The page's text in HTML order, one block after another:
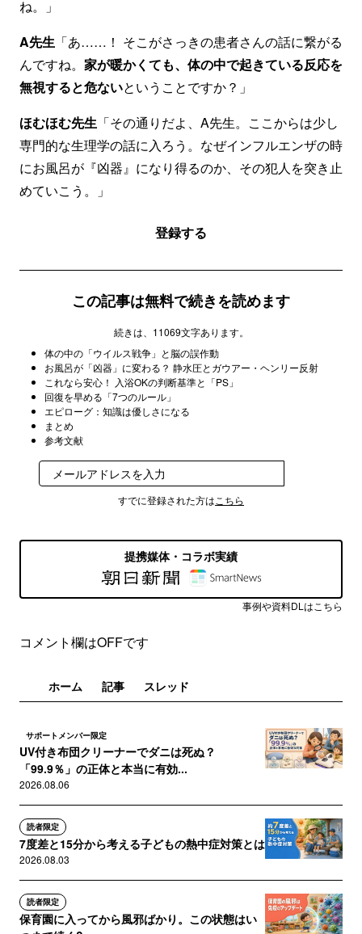
ね。」
A先生 「あ……！ そこがさっきの患者さんの話に繋がる
んですね。 家が暖かくても、体の中で起きている反応を
無視すると危ないということですか？」
ほむほむ先生 「その通りだよ、A先生。ここからは少し
専門的な生理学の話に入ろう。なぜインフルエンザの時
にお風呂が『凶器』になり得るのか、その犯人を突き止
めていこう。」
登録する
この記事は無料で続きを読めます
続きは、11069文字あります。
体の中の「ウイルス戦争」と脳の誤作動
お風呂が「凶器」に変わる？ 静水圧とガウアー・ヘンリー反射
これなら安心！ 入浴OKの判断基準と「PS」
回復を早める「7つのルール」
エピローグ：知識は優しさになる
まとめ
参考文献
すでに登録された方は こちら
提携媒体・コラボ実績
事例や資料DLはこちら
コメント欄はOFFです
ホーム 記事 スレッド
サポートメンバー限定
UV付き布団クリーナーでダニは死ぬ？
「99.9％」の正体と本当に有効...
2026.08.06
読者限定
7度差と15分から考える子どもの熱中症対策とは
2026.08.03
読者限定
保育園に入ってから風邪ばかり。この状態はい